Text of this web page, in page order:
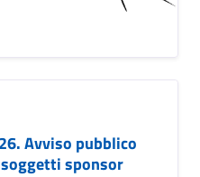
Avviso pubblico
sponsor